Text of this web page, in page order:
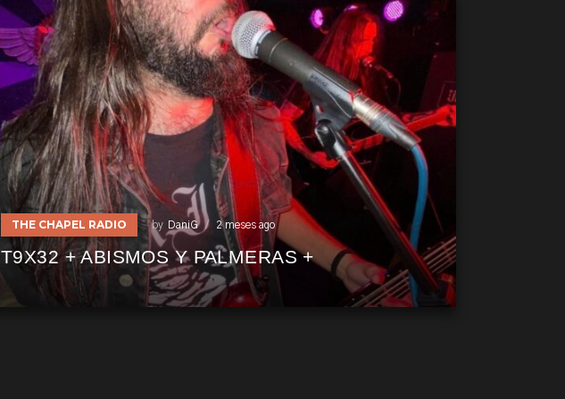
THE CHAPEL RADIO by DaniG 2 meses ago
T9X32 + ABISMOS Y PALMERAS +